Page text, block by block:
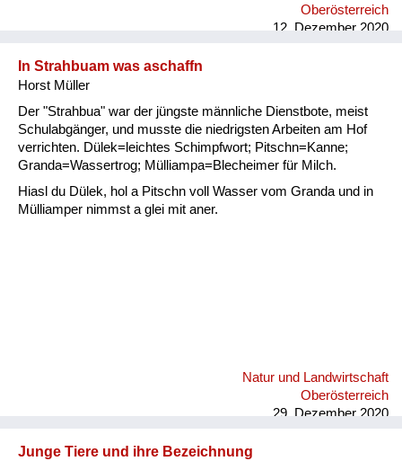
Oberösterreich
12. Dezember 2020
In Strahbuam was aschaffn
Horst Müller
Der "Strahbua" war der jüngste männliche Dienstbote, meist
Schulabgänger, und musste die niedrigsten Arbeiten am Hof
verrichten. Dülek=leichtes Schimpfwort; Pitschn=Kanne;
Granda=Wassertrog; Mülliampa=Blecheimer für Milch.
Hiasl du Dülek, hol a Pitschn voll Wasser vom Granda und in
Mülliamper nimmst a glei mit aner.
Natur und Landwirtschaft
Oberösterreich
29. Dezember 2020
Junge Tiere und ihre Bezeichnung